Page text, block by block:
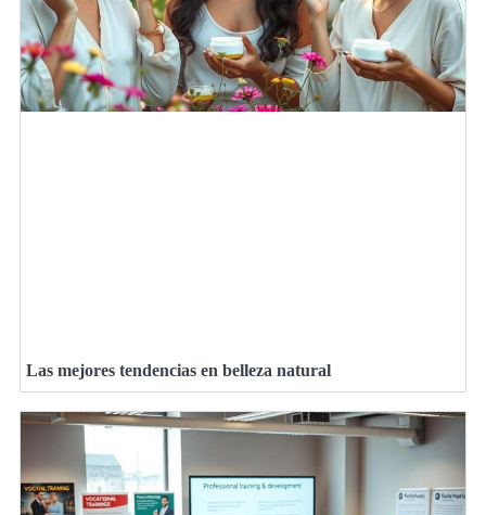
Las mejores tendencias en belleza natural